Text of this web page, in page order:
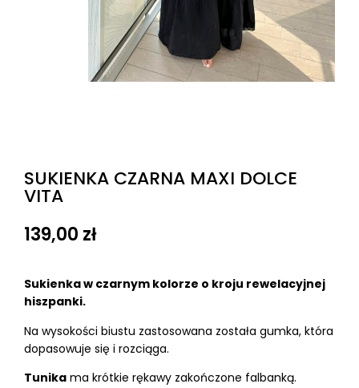
SUKIENKA CZARNA MAXI DOLCE
VITA
139,00 zł
Sukienka w czarnym kolorze o kroju rewelacyjnej
hiszpanki.
Na wysokości biustu zastosowana została gumka, która
dopasowuje się i rozciąga.
Tunika ma krótkie rękawy zakończone falbanką.